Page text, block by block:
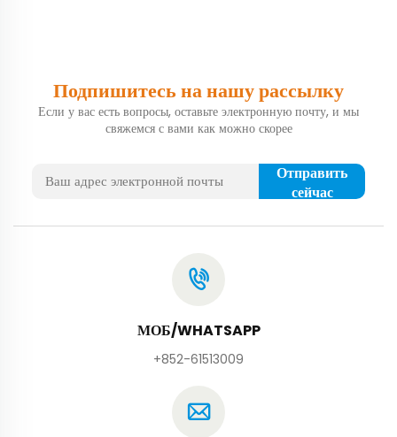
Подпишитесь на нашу рассылку
Если у вас есть вопросы, оставьте электронную почту, и мы
свяжемся с вами как можно скорее
Отправить
сейчас
МОБ/WHATSAPP
+852-61513009